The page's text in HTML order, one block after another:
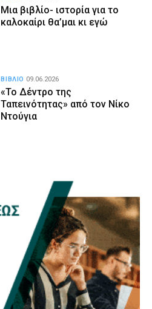
Μια βιβλίο- ιστορία για το
καλοκαίρι θα’μαι κι εγώ
«Το Δέντρο της
Ταπεινότητας» από τον Νίκο
Ντούγια
ΒΙΒΛΙΟ 09.06.2026